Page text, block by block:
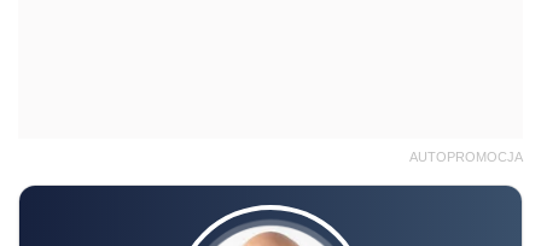
AUTOPROMOCJA